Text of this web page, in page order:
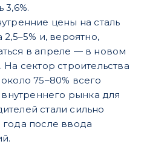
3,6%.
цены на сталь
и, вероятно,
в апреле — в новом
сектор строительства
75–80% всего
внутреннего рынка для
стали сильно
после ввода